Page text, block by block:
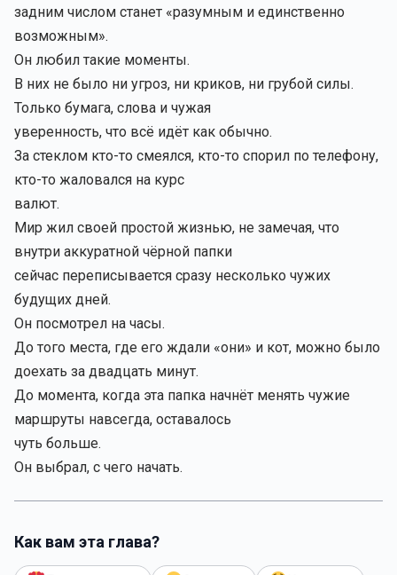
задним числом станет «разумным и единственно
возможным».
Он любил такие моменты.
В них не было ни угроз, ни криков, ни грубой силы.
Только бумага, слова и чужая
уверенность, что всё идёт как обычно.
За стеклом кто-то смеялся, кто-то спорил по телефону,
кто-то жаловался на курс
валют.
Мир жил своей простой жизнью, не замечая, что
внутри аккуратной чёрной папки
сейчас переписывается сразу несколько чужих
будущих дней.
Он посмотрел на часы.
До того места, где его ждали «они» и кот, можно было
доехать за двадцать минут.
До момента, когда эта папка начнёт менять чужие
маршруты навсегда, оставалось
чуть больше.
Он выбрал, с чего начать.
Как вам эта глава?